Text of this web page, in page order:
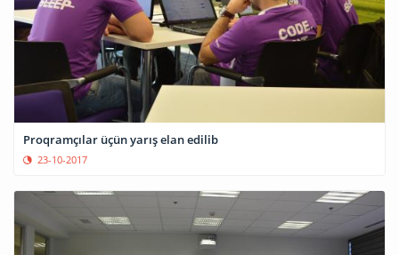
Proqramçılar üçün yarış elan edilib
23-10-2017